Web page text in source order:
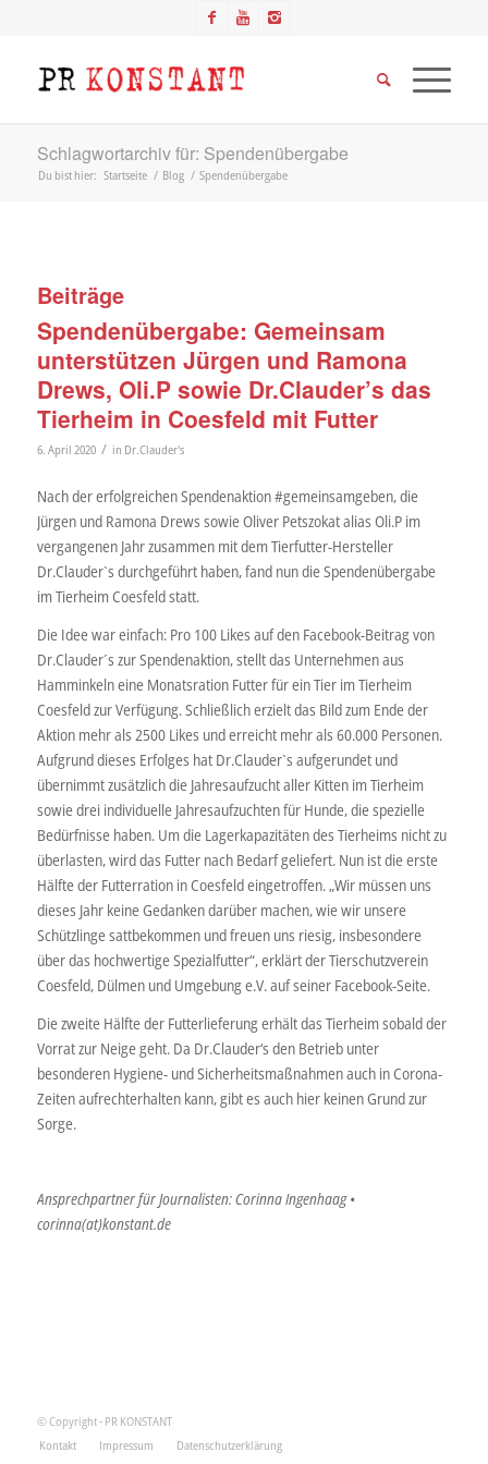
Schlagwortarchiv für: Spendenübergabe
Du bist hier: Startseite / Blog / Spendenübergabe
Beiträge
Spendenübergabe: Gemeinsam
unterstützen Jürgen und Ramona
Drews, Oli.P sowie Dr.Clauder’s das
Tierheim in Coesfeld mit Futter
6. April 2020 / in Dr.Clauder's
Nach der erfolgreichen Spendenaktion #gemeinsamgeben, die
Jürgen und Ramona Drews sowie Oliver Petszokat alias Oli.P im
vergangenen Jahr zusammen mit dem Tierfutter-Hersteller
Dr.Clauder`s durchgeführt haben, fand nun die Spendenübergabe
im Tierheim Coesfeld statt.
Die Idee war einfach: Pro 100 Likes auf den Facebook-Beitrag von
Dr.Clauder´s zur Spendenaktion, stellt das Unternehmen aus
Hamminkeln eine Monatsration Futter für ein Tier im Tierheim
Coesfeld zur Verfügung. Schließlich erzielt das Bild zum Ende der
Aktion mehr als 2500 Likes und erreicht mehr als 60.000 Personen.
Aufgrund dieses Erfolges hat Dr.Clauder`s aufgerundet und
übernimmt zusätzlich die Jahresaufzucht aller Kitten im Tierheim
sowie drei individuelle Jahresaufzuchten für Hunde, die spezielle
Bedürfnisse haben. Um die Lagerkapazitäten des Tierheims nicht zu
überlasten, wird das Futter nach Bedarf geliefert. Nun ist die erste
Hälfte der Futterration in Coesfeld eingetroffen. „Wir müssen uns
dieses Jahr keine Gedanken darüber machen, wie wir unsere
Schützlinge sattbekommen und freuen uns riesig, insbesondere
über das hochwertige Spezialfutter“, erklärt der Tierschutzverein
Coesfeld, Dülmen und Umgebung e.V. auf seiner Facebook-Seite.
Die zweite Hälfte der Futterlieferung erhält das Tierheim sobald der
Vorrat zur Neige geht. Da Dr.Clauder‘s den Betrieb unter
besonderen Hygiene- und Sicherheitsmaßnahmen auch in Corona-
Zeiten aufrechterhalten kann, gibt es auch hier keinen Grund zur
Sorge.
Ansprechpartner für Journalisten: Corinna Ingenhaag •
corinna(at)konstant.de
© Copyright - PR KONSTANT
Kontakt
Impressum Datenschutzerklärung